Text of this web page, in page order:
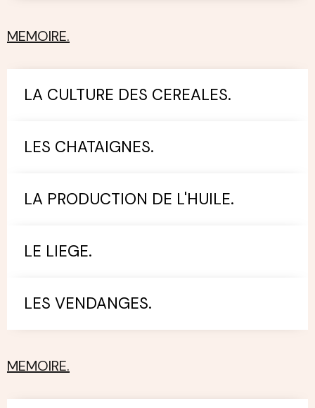
MEMOIRE.
LA CULTURE DES CEREALES.
LES CHATAIGNES.
LA PRODUCTION DE L'HUILE.
LE LIEGE.
LES VENDANGES.
MEMOIRE.